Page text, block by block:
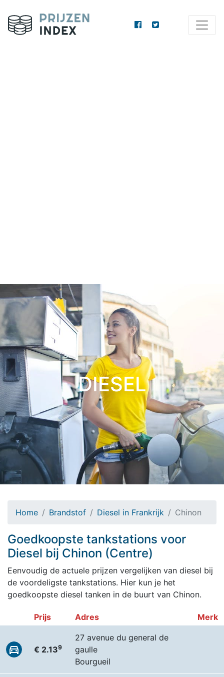
DIESEL
Home Brandstof Diesel in Frankrijk Chinon
Goedkoopste tankstations voor
Diesel bij Chinon (Centre)
Eenvoudig de actuele prijzen vergelijken van diesel bij
de voordeligste tankstations. Hier kun je het
goedkoopste diesel tanken in de buurt van Chinon.
Prijs Adres Merk
€ 2.139
27 avenue du general de
gaulle
Bourgueil